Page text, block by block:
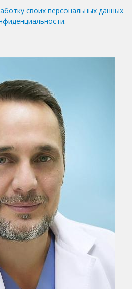
своих персональных данных
.